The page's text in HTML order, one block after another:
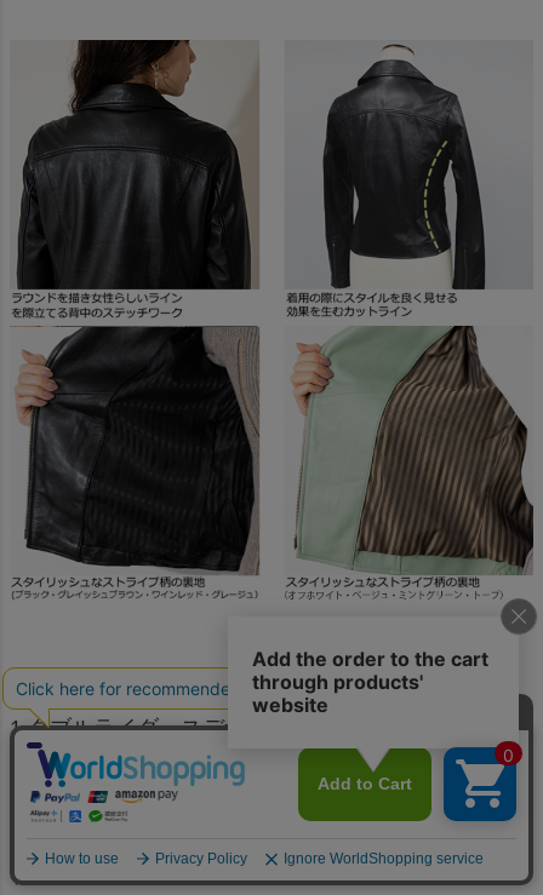
詳細画像コメント
1.ダブルライダースデザインの襟
2.袖口はファスナー付きで開閉可能
ファスナー